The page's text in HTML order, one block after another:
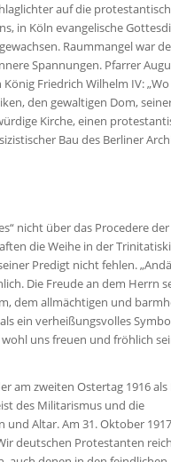
auf die
in Köln evangelische
Raummangel war
Spannungen. Pfarrer
Friedrich Wilhelm IV:
den gewaltigen Dom,
Kirche, einen
Bau des Berliner
nicht über das Procedere der
die Weihe in der
Predigt nicht fehlen.
Die Freude an dem Herrn
dem allmächtigen und
ein verheißungsvolles
uns freuen und fröhlich
am zweiten Ostertag 1916 als
des Militarismus und die
Altar. Am 31. Oktober 1917
deutschen Protestanten